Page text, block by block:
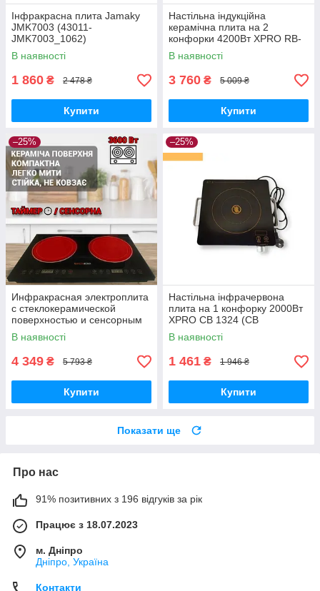
Інфракрасна плита Jamaky
JMK7003 (43011-
JMK7003_1062)
В наявності
1 860 ₴ 2 478 ₴
Купити
Настільна індукційна
керамічна плита на 2
конфорки 4200Вт XPRO RB-
817 (RB-817_2133)
В наявності
3 760 ₴ 5 009 ₴
Купити
–25%
Инфракрасная электроплита
с стеклокерамической
поверхностью и сенсорным
управлением BrandX WB-
5048 2 конфорки настольная
3.6 кВт
В наявності
4 349 ₴ 5 793 ₴
Купити
–25%
Настільна інфрачервона
плита на 1 конфорку 2000Вт
XPRO CB 1324 (CB
-1324_973)
В наявності
1 461 ₴ 1 946 ₴
Купити
Показати ще
Про нас
91% позитивних з 196 відгуків за рік
Працює з 18.07.2023
м. Дніпро
Дніпро, Україна
Контакти